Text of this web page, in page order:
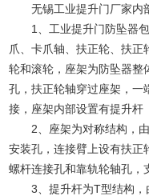
无锡工业提升门厂家内
1、工业提升门防坠器
爪、卡爪轴、扶正轮、扶正
轮和滚轮，座架为防坠器整
孔，扶正轮轴穿过座架，一
接，座架内部设置有提升杆
2、座架为对称结构，
安装孔，连接臂上设有扶正
螺杆连接孔和靠轨轮轴孔
3、提升杆为T型结构